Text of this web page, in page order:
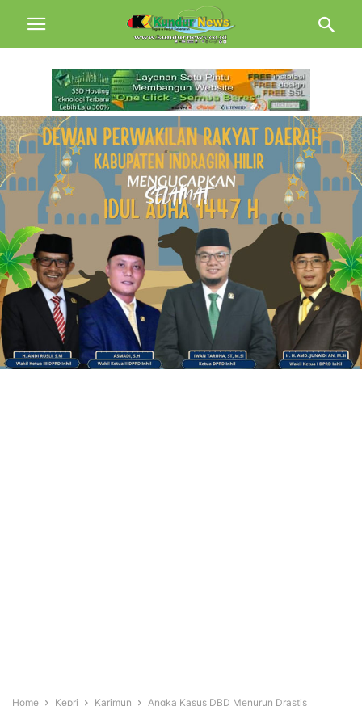
Home Kepri Karimun Angka Kasus DBD Menurun Drastis